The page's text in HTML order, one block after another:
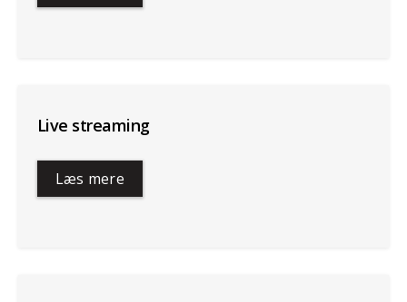
Live streaming
Læs mere